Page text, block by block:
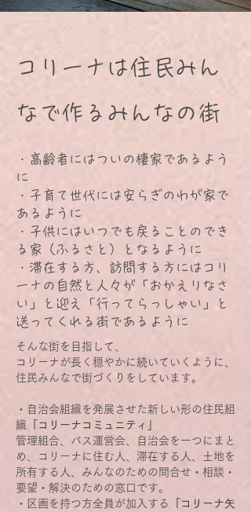
コリーナは住民みん
なで作るみんなの街
・高齢者にはついの棲家であるよう
に
・子育て世代には安らぎのわが家で
あるように
・子供にはいつでも戻ることのでき
る家（ふるさと）となるように
・滞在する方、訪問する方にはコリ
ーナの自然と人々が「おかえりなさ
い」と迎え「行ってらっしゃい」と
送ってくれる街であるように
そんな街を目指して、
コリーナが長く穏やかに続いていくように、
住民みんなで街づくりをしています。
・自治会組織を発展させた新しい形の住民組
織 「コリーナコミュニティ」
管理組合、バス運営会、自治会を一つにまと
め、コリーナに住む人、滞在する人、土地を
所有する人、みんなのための問合せ・相談・
要望・解決のための窓口です。
・区画を持つ方全員が加入する
「コリーナ矢